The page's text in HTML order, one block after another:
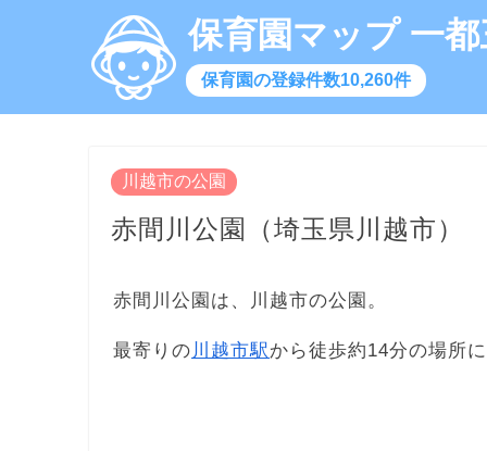
保育園マップ 一
保育園の登録件数10,260件
川越市の公園
赤間川公園（埼玉県川越市）
赤間川公園は、川越市の公園。
最寄りの川越市駅から徒歩約14分の場所